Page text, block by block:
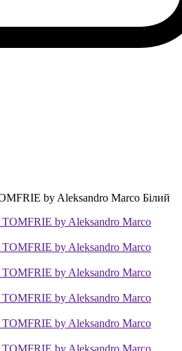
by Aleksandro Marco Білий